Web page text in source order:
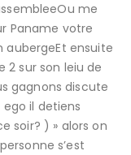
me
Paname votre
aubergeEt ensuite
2 sur son leiu de
gagnons discute
ego il detiens
soir? ) » alors on
s’est